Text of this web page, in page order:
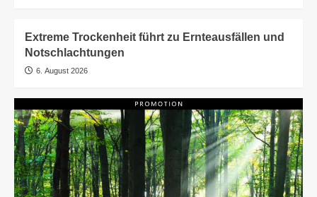
Extreme Trockenheit führt zu Ernteausfällen und
Notschlachtungen
6. August 2026